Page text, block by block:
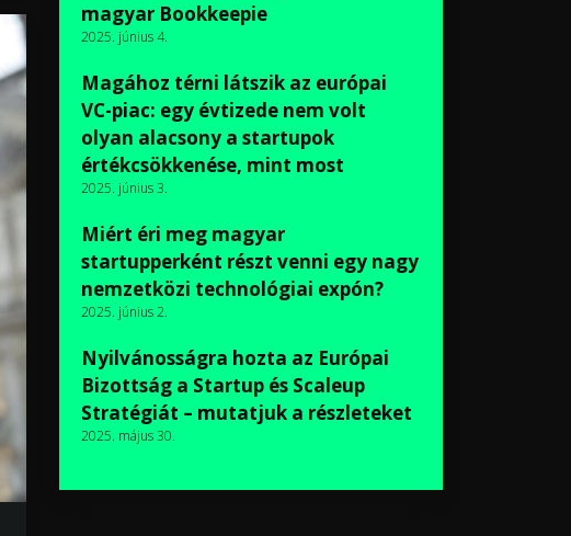
magyar Bookkeepie
2025. június 4.
Magához térni látszik az európai
VC-piac: egy évtizede nem volt
olyan alacsony a startupok
értékcsökkenése, mint most
2025. június 3.
Miért éri meg magyar
startupperként részt venni egy nagy
nemzetközi technológiai expón?
2025. június 2.
Nyilvánosságra hozta az Európai
Bizottság a Startup és Scaleup
Stratégiát – mutatjuk a részleteket
2025. május 30.